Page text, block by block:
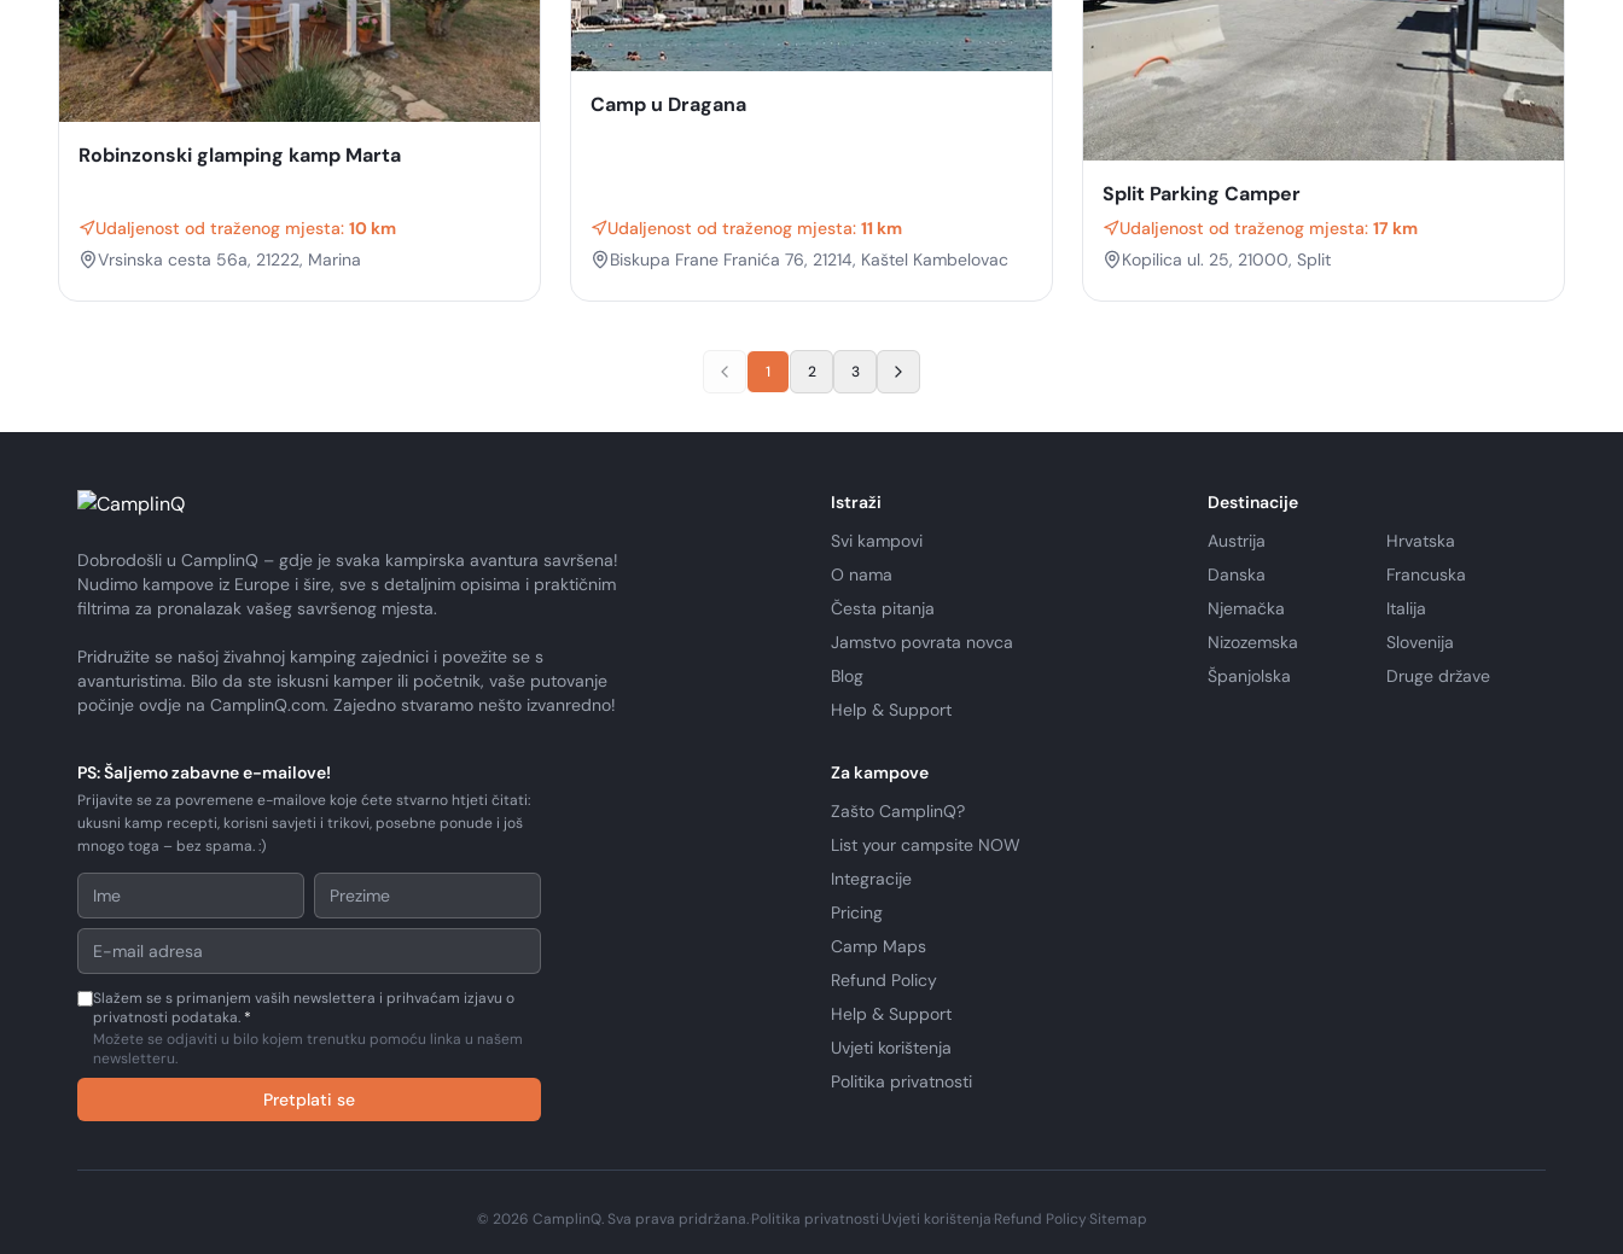
Robinzonski glamping kamp Marta
Udaljenost od traženog mjesta: 10 km
Vrsinska cesta 56a, 21222, Marina
Camp u Dragana
Udaljenost od traženog mjesta: 11 km
Biskupa Frane Franića 76, 21214, Kaštel Kambelovac
Split Parking Camper
Udaljenost od traženog mjesta: 17 km
Kopilica ul. 25, 21000, Split
1 2 3
Dobrodošli u CamplinQ – gdje je svaka kampirska avantura savršena!
Nudimo kampove iz Europe i šire, sve s detaljnim opisima i praktičnim
filtrima za pronalazak vašeg savršenog mjesta.
Pridružite se našoj živahnoj kamping zajednici i povežite se s
avanturistima. Bilo da ste iskusni kamper ili početnik, vaše putovanje
počinje ovdje na CamplinQ.com. Zajedno stvaramo nešto izvanredno!
Istraži
Svi kampovi
O nama
Česta pitanja
Jamstvo povrata novca
Blog
Help & Support
Destinacije
Austrija
Hrvatska
Danska
Francuska
Njemačka
Italija
Nizozemska
Slovenija
Španjolska
Druge države
PS: Šaljemo zabavne e-mailove!
Prijavite se za povremene e-mailove koje ćete stvarno htjeti čitati:
ukusni kamp recepti, korisni savjeti i trikovi, posebne ponude i još
mnogo toga – bez spama. :)
Slažem se s primanjem vaših newslettera i prihvaćam izjavu o
privatnosti podataka. *
Možete se odjaviti u bilo kojem trenutku pomoću linka u našem
newsletteru.
Pretplati se
Za kampove
Zašto CamplinQ?
List your campsite NOW
Integracije
Pricing
Camp Maps
Refund Policy
Help & Support
Uvjeti korištenja
Politika privatnosti
© 2026 CamplinQ. Sva prava pridržana.·Politika privatnosti Uvjeti korištenja Refund Policy Sitemap